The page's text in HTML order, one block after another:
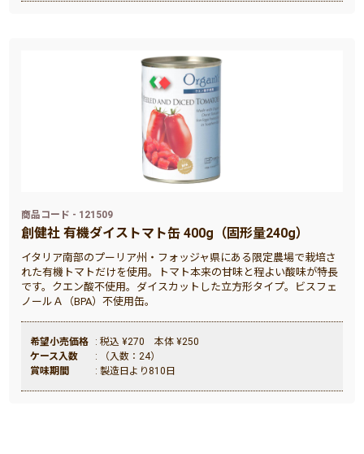
商品コード - 121509
創健社 有機ダイストマト缶 400g（固形量240g）
イタリア南部のプーリア州・フォッジャ県にある限定農場で栽培さ
れた有機トマトだけを使用。トマト本来の甘味と程よい酸味が特長
です。クエン酸不使用。ダイスカットした立方形タイプ。ビスフェ
ノールＡ（BPA）不使用缶。
希望小売価格
: 税込 ¥270 本体 ¥250
ケース入数
: （入数：24）
賞味期間
: 製造日より810日